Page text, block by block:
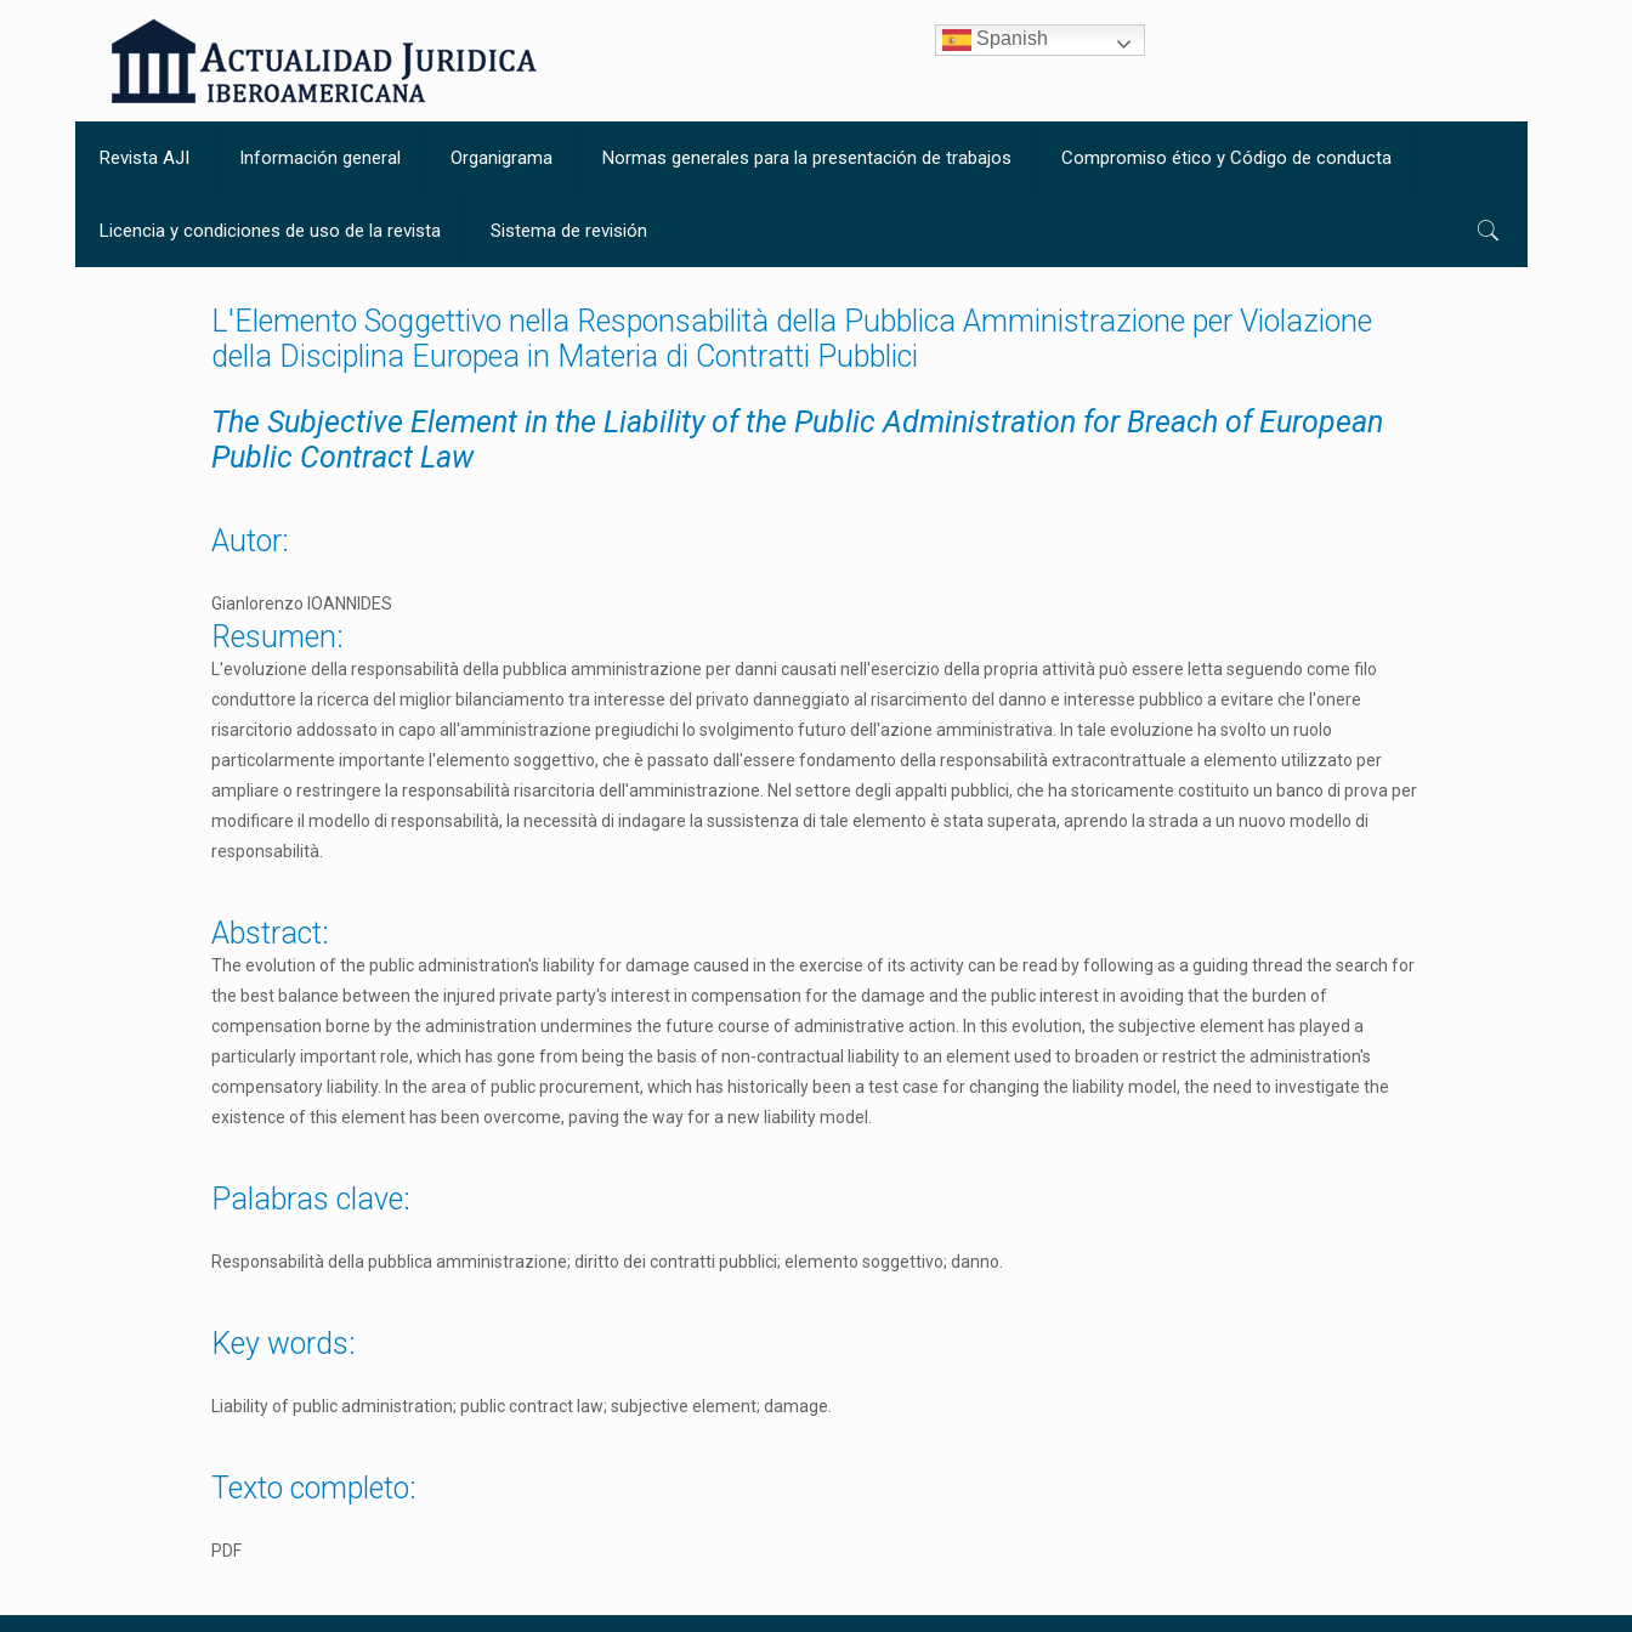
Revista AJI Información general Organigrama Normas generales para la presentación de trabajos Compromiso ético y Código de conducta
Licencia y condiciones de uso de la revista Sistema de revisión
Spanish
L'Elemento Soggettivo nella Responsabilità della Pubblica Amministrazione per Violazione
della Disciplina Europea in Materia di Contratti Pubblici
The Subjective Element in the Liability of the Public Administration for Breach of European
Public Contract Law
Autor:
Gianlorenzo IOANNIDES
Resumen:
L'evoluzione della responsabilità della pubblica amministrazione per danni causati nell'esercizio della propria attività può essere letta seguendo come filo
conduttore la ricerca del miglior bilanciamento tra interesse del privato danneggiato al risarcimento del danno e interesse pubblico a evitare che l'onere
risarcitorio addossato in capo all'amministrazione pregiudichi lo svolgimento futuro dell'azione amministrativa. In tale evoluzione ha svolto un ruolo
particolarmente importante l'elemento soggettivo, che è passato dall'essere fondamento della responsabilità extracontrattuale a elemento utilizzato per
ampliare o restringere la responsabilità risarcitoria dell'amministrazione. Nel settore degli appalti pubblici, che ha storicamente costituito un banco di prova per
modificare il modello di responsabilità, la necessità di indagare la sussistenza di tale elemento è stata superata, aprendo la strada a un nuovo modello di
responsabilità.
Abstract:
The evolution of the public administration's liability for damage caused in the exercise of its activity can be read by following as a guiding thread the search for
the best balance between the injured private party's interest in compensation for the damage and the public interest in avoiding that the burden of
compensation borne by the administration undermines the future course of administrative action. In this evolution, the subjective element has played a
particularly important role, which has gone from being the basis of non-contractual liability to an element used to broaden or restrict the administration's
compensatory liability. In the area of public procurement, which has historically been a test case for changing the liability model, the need to investigate the
existence of this element has been overcome, paving the way for a new liability model.
Palabras clave:
Responsabilità della pubblica amministrazione; diritto dei contratti pubblici; elemento soggettivo; danno.
Key words:
Liability of public administration; public contract law; subjective element; damage.
Texto completo:
PDF